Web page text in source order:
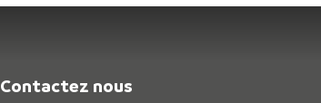
Contactez nous